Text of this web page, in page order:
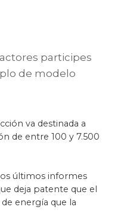
participes
de modelo
va destinada a
de entre 100 y 7.500
últimos informes
deja patente que el
energía que la